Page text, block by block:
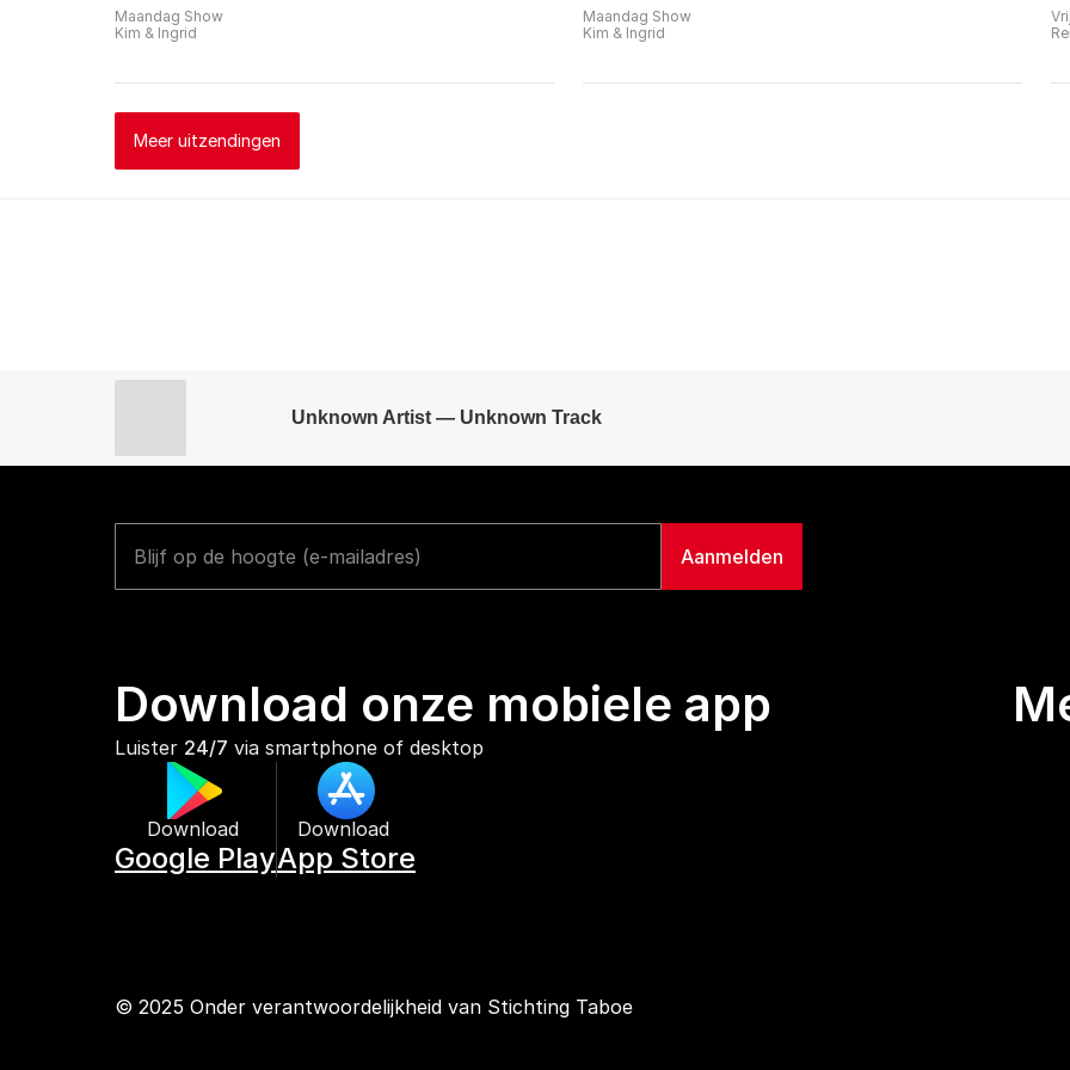
Maandag Show
Kim & Ingrid
Maandag Show
Kim & Ingrid
Meer uitzendingen
Unknown Artist — Unknown Track
Download onze mobiele app
Luister 24/7 via smartphone of desktop
Download
Google Play
Download
App Store
© 2025 Onder verantwoordelijkheid van Stichting Taboe